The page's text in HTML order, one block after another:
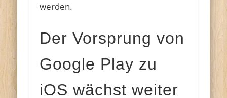
werden.
Der Vorsprung von
Google Play zu
iOS wächst weiter